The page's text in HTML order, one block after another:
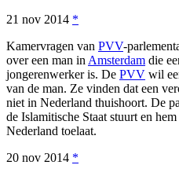
21 nov 2014 *
Kamervragen van PVV-
over een man in Amsterdam die
jongerenwerker is. De PVV wil
van de man. Ze vinden dat een
niet in Nederland thuishoort. De
de Islamitische Staat stuurt en
Nederland toelaat.
20 nov 2014 *